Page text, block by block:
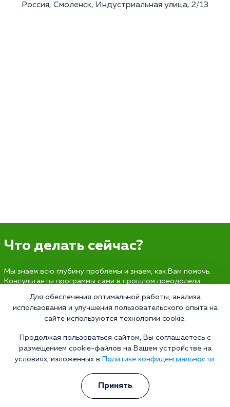
Россия, Смоленск, Индустриальная улица, 2/13
Что делать сейчас?
Мы знаем всю глубину проблемы и знаем, как Вам помочь.
Консультанты программы сами в прошлом преодолели
Свяжитесь с нами и получите профессиональную
консультацию бесплатно и анонимно.
Наркология 24/7
Наркологическая клиника
Для обеспечения оптимальной работы, анализа
использования и улучшения пользовательского опыта на
сайте используются технологии cookie.
Продолжая пользоваться сайтом, Вы соглашаетесь с
размещением cookie-файлов на Вашем устройстве на
условиях, изложенных в
Политике конфиденциальности.
Принять